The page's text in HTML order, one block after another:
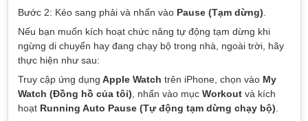
Bước 2: Kéo sang phải và nhấn vào Pause (Tạm dừng)
Nếu bạn muốn kích hoạt chức năng tự động tạm dừng khi
ngừng di chuyển hay đang chạy bộ trong nhà, ngoài trời, hãy
thực hiện như sau:
Truy cập ứng dụng Apple Watch trên iPhone, chọn vào My
Watch (Đồng hồ của tôi) , nhấn vào mục Workoutvà kích
hoạt Running Auto Pause (Tự động tạm dừng chạy bộ)